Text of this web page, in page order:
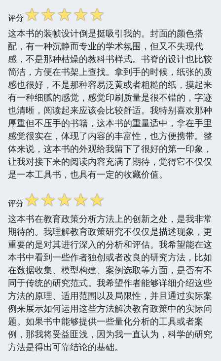
评分☆☆☆☆☆
这本书的装帧设计倒是挺吸引我的。封面的颜色搭
配，有一种沉静而专业的学术氛围，但又不失现代
感，不是那种枯燥的教科书样式。书脊的设计也比较
简洁，方便在书架上查找。拿到手的时候，纸张的质
感也很好，不是那种容易泛黄或者粗糙的纸，摸起来
有一种细腻的感觉，感觉印刷质量是很不错的，字迹
也清晰，阅读起来应该会比较舒适。我特别喜欢那种
厚重但不压手的书籍，这本书的重量适中，拿在手里
感觉很实在，体现了内容的丰富性，也方便携带。整
体来说，这本书的外观给我留下了很好的第一印象，
让我对接下来的阅读内容充满了期待，觉得它不仅仅
是一本工具书，也具有一定的收藏价值。
评分☆☆☆☆☆
这本书在教育政策分析方法上的创新之处，是我非常
期待的。我理解教育政策研究不仅仅是描述现象，更
重要的是对其进行深入的分析和评估。我希望能在这
本书中看到一些作者独创或者改良的研究方法，比如
在数据收集、模型构建、案例选取等方面，是否有不
同于传统的研究范式。我希望作者能够详细介绍这些
方法的原理、适用范围以及局限性，并且通过实际案
例来展示如何运用这些方法解决教育政策中的实际问
题。如果书中能够提供一些量化分析的工具或者案
例，那我将受益匪浅，因为我一直认为，科学的研究
方法是得出可靠结论的基础。